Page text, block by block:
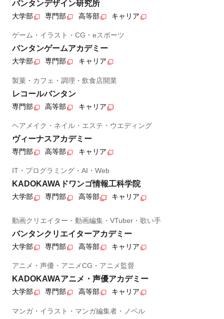
バンタンデザイン研究所
大学部 専門部 高等部 キャリア
ゲーム・イラスト・CG・eスポーツ
バンタンゲームアカデミー
大学部 専門部 キャリア
製菓・カフェ・調理・飲食店開業
レコールバンタン
専門部 高等部 キャリア
ヘアメイク・ネイル・エステ・ウエディング
ヴィーナスアカデミー
専門部 高等部 キャリア
IT・プログラミング・AI・Web
KADOKAWAドワンゴ情報工科学院
大学部 専門部 高等部 キャリア
動画クリエイター・動画編集・VTuber・歌い手
バンタンクリエイターアカデミー
大学部 専門部 高等部 キャリア
アニメ・声優・アニメCG・アニメ監督
KADOKAWAアニメ・声優アカデミー
大学部 専門部 高等部 キャリア
マンガ・イラスト・マンガ編集者・ノベル